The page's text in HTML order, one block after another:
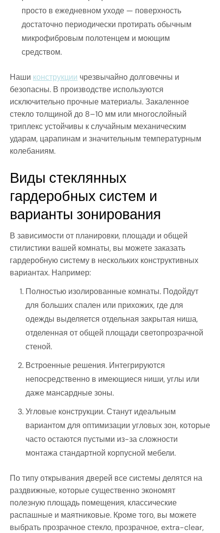
просто в ежедневном уходе — поверхность
достаточно периодически протирать обычным
микрофибровым полотенцем и моющим
средством.
Наши конструкции чрезвычайно долговечны и
безопасны. В производстве используются
исключительно прочные материалы. Закаленное
стекло толщиной до 8–10 мм или многослойный
триплекс устойчивы к случайным механическим
ударам, царапинам и значительным температурным
колебаниям.
Виды стеклянных
гардеробных систем и
варианты зонирования
В зависимости от планировки, площади и общей
стилистики вашей комнаты, вы можете заказать
гардеробную систему в нескольких конструктивных
вариантах. Например:
Полностью изолированные комнаты. Подойдут
для больших спален или прихожих, где для
одежды выделяется отдельная закрытая ниша,
отделенная от общей площади светопрозрачной
стеной.
Встроенные решения. Интегрируются
непосредственно в имеющиеся ниши, углы или
даже мансардные зоны.
Угловые конструкции. Станут идеальным
вариантом для оптимизации угловых зон, которые
часто остаются пустыми из-за сложности
монтажа стандартной корпусной мебели.
По типу открывания дверей все системы делятся на
раздвижные, которые существенно экономят
полезную площадь помещения, классические
распашные и маятниковые. Кроме того, вы можете
выбрать прозрачное стекло, прозрачное, extra-clear,